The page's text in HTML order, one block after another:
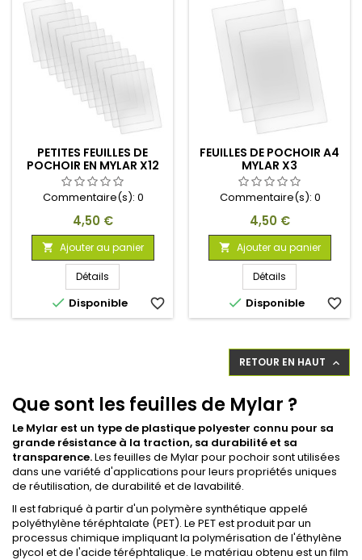
PETITES FEUILLES DE
POCHOIR EN MYLAR X12
Commentaire(s): 0
Prix
4,50 €
 Ajouter au panier
Détails
 Disponible favorite_border
FEUILLES DE POCHOIR A4
MYLAR X3
Commentaire(s): 0
Prix
4,50 €
 Ajouter au panier
Détails
 Disponible favorite_border
RETOUR EN HAUT 
Que sont les feuilles de Mylar ?
Le Mylar est un type de plastique polyester connu pour sa
grande résistance à la traction, sa durabilité et sa
transparence.Les feuilles de Mylar pour pochoir sont utilisées
dans une variété d'applications pour leurs propriétés uniques
de réutilisation, de durabilité et de lavabilité.
Il est fabriqué à partir d'un polymère synthétique appelé
polyéthylène téréphtalate (PET). Le PET est produit par un
processus chimique impliquant la polymérisation de l'éthylène
glycol et de l'acide téréphtalique. Le matériau obtenu est un film